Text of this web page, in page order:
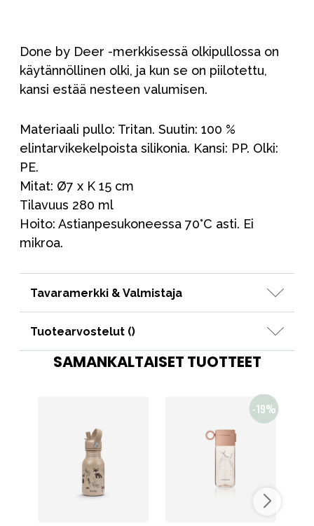
Done by Deer -merkkisessä olkipullossa on
käytännöllinen olki, ja kun se on piilotettu,
kansi estää nesteen valumisen.
Materiaali pullo: Tritan. Suutin: 100 %
elintarvikekelpoista silikonia. Kansi: PP. Olki:
PE.
Mitat: Ø7 x K 15 cm
Tilavuus 280 ml
Hoito: Astianpesukoneessa 70°C asti. Ei
mikroa.
Tavaramerkki & Valmistaja
Tuotearvostelut ()
SAMANKALTAISET TUOTTEET